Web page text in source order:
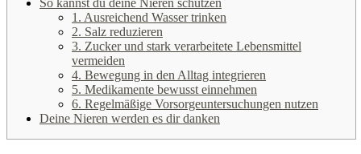
1. Ausreichend Wasser trinken
2. Salz reduzieren
3. Zucker und stark verarbeitete Lebensmittel
vermeiden
4. Bewegung in den Alltag integrieren
5. Medikamente bewusst einnehmen
6. Regelmäßige Vorsorgeuntersuchungen nutzen
Deine Nieren werden es dir danken